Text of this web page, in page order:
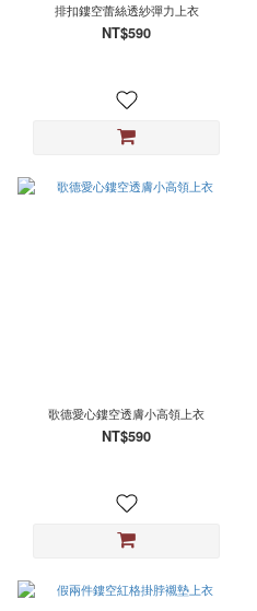
排扣鏤空蕾絲透紗彈力上衣
NT$590
歌德愛心鏤空透膚小高領上衣
NT$590